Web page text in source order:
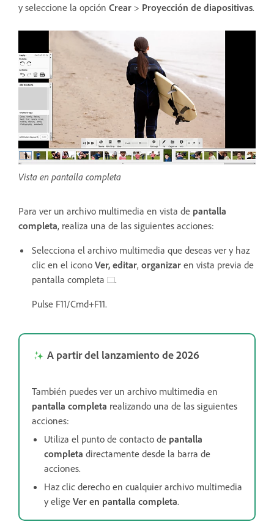
y seleccione la opción Crear > Proyección de diapositivas.
Vista en pantalla completa
Para ver un archivo multimedia en vista de pantalla
completa, realiza una de las siguientes acciones:
Selecciona el archivo multimedia que deseas ver y haz
clic en el icono Ver, editar, organizar en vista previa de
pantalla completa
.
Pulse F11/Cmd+F11.
A partir del lanzamiento de 2026
También puedes ver un archivo multimedia en
pantalla completa realizando una de las siguientes
acciones:
Utiliza el punto de contacto de pantalla
completa directamente desde la barra de
acciones.
Haz clic derecho en cualquier archivo multimedia
y elige Ver en pantalla completa.